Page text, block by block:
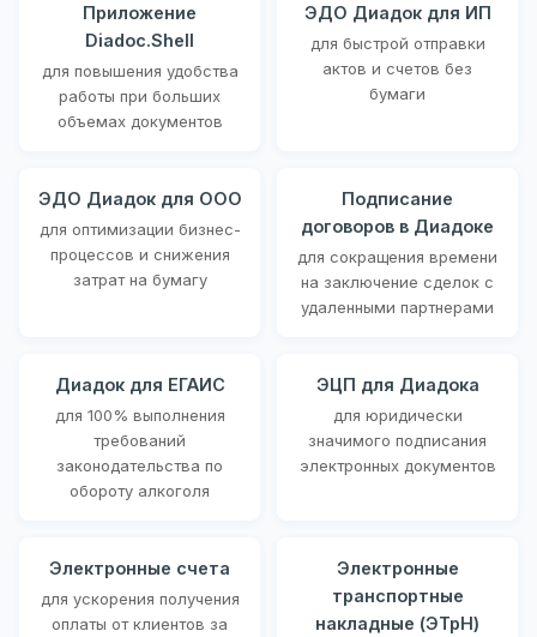
Приложение
Diadoc.Shell
для повышения удобства
работы при больших
объемах документов
ЭДО Диадок для ИП
для быстрой отправки
актов и счетов без
бумаги
ЭДО Диадок для ООО
для оптимизации бизнес-
процессов и снижения
затрат на бумагу
Подписание
договоров в Диадоке
для сокращения времени
на заключение сделок с
удаленными партнерами
Диадок для ЕГАИС
для 100% выполнения
требований
законодательства по
обороту алкоголя
ЭЦП для Диадока
для юридически
значимого подписания
электронных документов
Электронные счета
для ускорения получения
оплаты от клиентов за
Электронные
транспортные
накладные (ЭТрН)